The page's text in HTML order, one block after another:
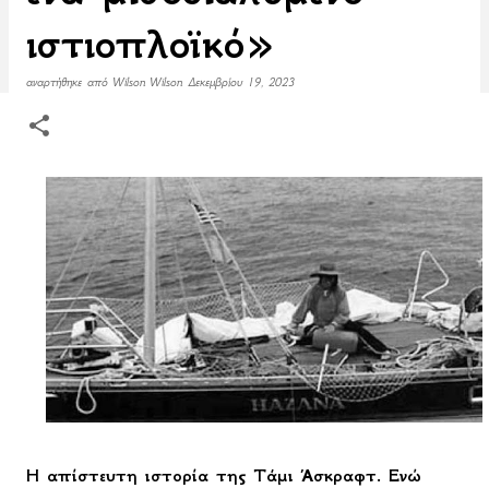
ιστιοπλοϊκό»
αναρτήθηκε από Wilson Wilson Δεκεμβρίου 19, 2023
Η απίστευτη ιστορία της Τάμι Άσκραφτ. Ενώ